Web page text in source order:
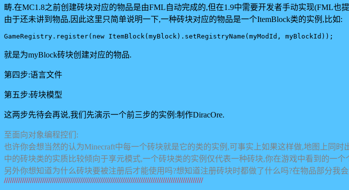
畴.在MC1.8之前创建砖块对应的物品是由FML自动完成的,但在1.9中需要开发者手动实现(FML
由于还未讲到物品,因此这里只简单说明一下,一种砖块对应的物品是一个ItemBlock类的实例,比如:
就是为myBlock砖块创建对应的物品.
第四步:语言文件
第五步:砖块模型
这两步先待会再说,我们先演示一个前三步的实例:制作DiracOre.
至面向对象编程控们:
也许你会想当然的认为Minecraft中每一个砖块就是它的类的实例,可事实上如果这样做,地图上同时
中的砖块类的实质比较倾向于享元模式,一个砖块类的实例仅代表一种砖块,你在游戏中看到的一
另外你想知道为什么砖块要被注册后才能使用吗?想知道注册砖块时都做了什么吗?在物品部分我
///////////////////////////////////////////////////////////////////////////////////////////////////